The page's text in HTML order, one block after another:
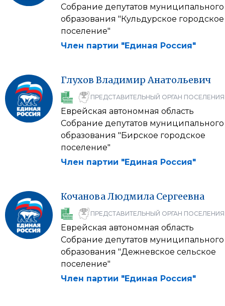
Собрание депутатов муниципального
образования "Кульдурское городское
поселение"
Член партии "Единая Россия"
Глухов Владимир Анатольевич
ПРЕДСТАВИТЕЛЬНЫЙ ОРГАН ПОСЕЛЕНИЯ
Еврейская автономная область
Собрание депутатов муниципального
образования "Бирское городское
поселение"
Член партии "Единая Россия"
КочановаЛюдмила Сергеевна
ПРЕДСТАВИТЕЛЬНЫЙ ОРГАН ПОСЕЛЕНИЯ
Еврейская автономная область
Собрание депутатов муниципального
образования "Дежневское сельское
поселение"
Член партии "Единая Россия"